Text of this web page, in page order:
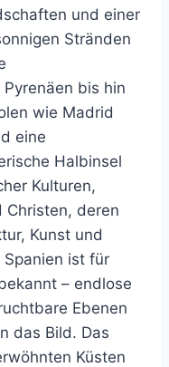
und einer
Stränden
bis hin
wie Madrid
eine
Halbinsel
Kulturen,
Christen, deren
Kunst und
ist für
– endlose
Ebenen
das Bild. Das
Küsten